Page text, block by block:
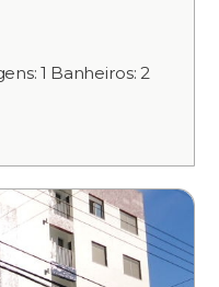
1 Banheiros: 2